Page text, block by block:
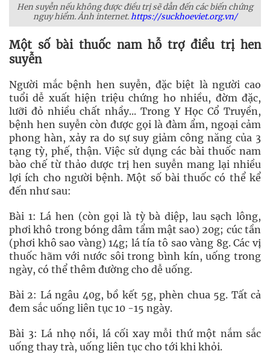
Hen suyễn nếu không được điều trị sẽ dẫn đến các biến chứng
nguy hiểm. Ảnh internet.https://suckhoeviet.org.vn/
Một số bài thuốc nam hỗ trợ điều trị hen
suyễn
Người mắc bệnh hen suyễn, đặc biệt là người cao
tuổi dễ xuất hiện triệu chứng ho nhiều, đờm đặc,
lưỡi đỏ nhiều chất nhầy... Trong Y Học Cổ Truyền,
bệnh hen suyễn còn được gọi là đàm ẩm, ngoại cảm
phong hàn, xảy ra do sự suy giảm công năng của 3
tạng tỳ, phế, thận. Việc sử dụng các bài thuốc nam
bào chế từ thảo dược trị hen suyễn mang lại nhiều
lợi ích cho người bệnh. Một số bài thuốc có thể kể
đến như sau:
Bài 1: Lá hen (còn gọi là tỳ bà diệp, lau sạch lông,
phơi khô trong bóng dâm tẩm mật sao) 20g; cúc tần
(phơi khô sao vàng) 14g; lá tía tô sao vàng 8g. Các vị
thuốc hãm với nước sôi trong bình kín, uống trong
ngày, có thể thêm đường cho dễ uống.
Bài 2: Lá ngâu 40g, bồ kết 5g, phèn chua 5g. Tất cả
đem sắc uống liên tục 10 -15 ngày.
Bài 3: Lá nhọ nồi, lá cối xay mỗi thứ một nắm sắc
uống thay trà, uống liên tục cho tới khi khỏi.